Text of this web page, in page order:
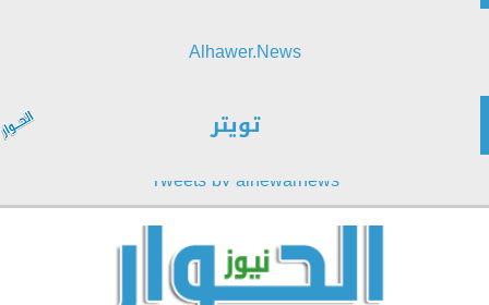
Alhawer.News
تويتر
Tweets by alhewarnews